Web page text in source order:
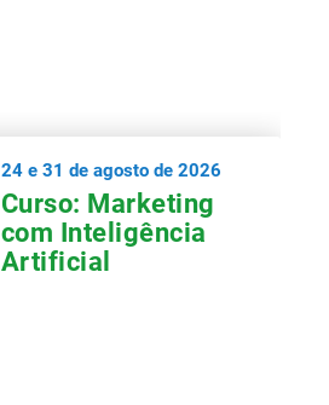
24 e 31 de agosto de 2026
Curso: Marketing
com Inteligência
Artificial